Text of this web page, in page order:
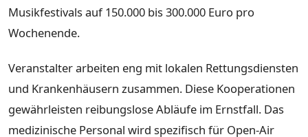
Musikfestivals auf 150.000 bis 300.000 Euro pro
Wochenende.
Veranstalter arbeiten eng mit lokalen Rettungsdiensten
und Krankenhäusern zusammen. Diese Kooperationen
gewährleisten reibungslose Abläufe im Ernstfall. Das
medizinische Personal wird spezifisch für Open-Air